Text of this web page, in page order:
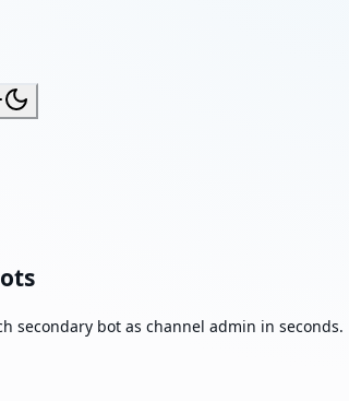
secondary bot as channel admin in seconds.